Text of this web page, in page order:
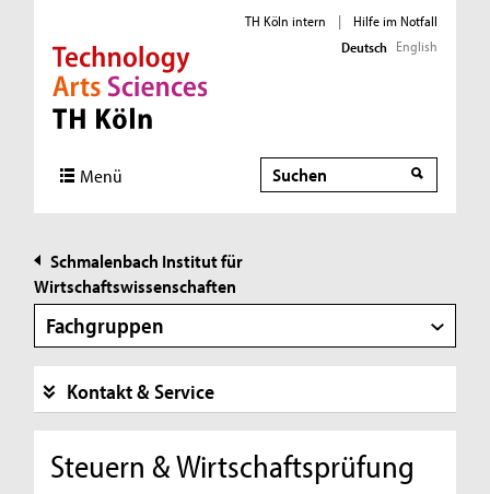
Direkt zur Hauptnavigation
Direkt zur Subnavigation
Direkt zum Inhalt
Direkt zum Fußbereich
TH Köln intern |
Hilfe im Notfall
Deutsch English
Menü Suche
Suche
Schmalenbach Institut für
Wirtschaftswissenschaften
Fachgruppen
Kontakt & Service
Steuern & Wirtschaftsprüfung